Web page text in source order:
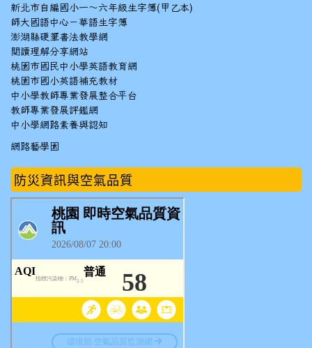
新北市自編國小一～六年級生字簿(甲乙本)
師大國語中心－華語生字簿
澎湖縣硬筆書法教學網
閱讀理解分享網站
桃園市國民中小學英語教育網
桃園市國小英語補充教材
中小學教師專業發展整合平台
教師專業發展評鑑網
中小學網路素養與認知
網路藝學園
防災資訊與空氣品質